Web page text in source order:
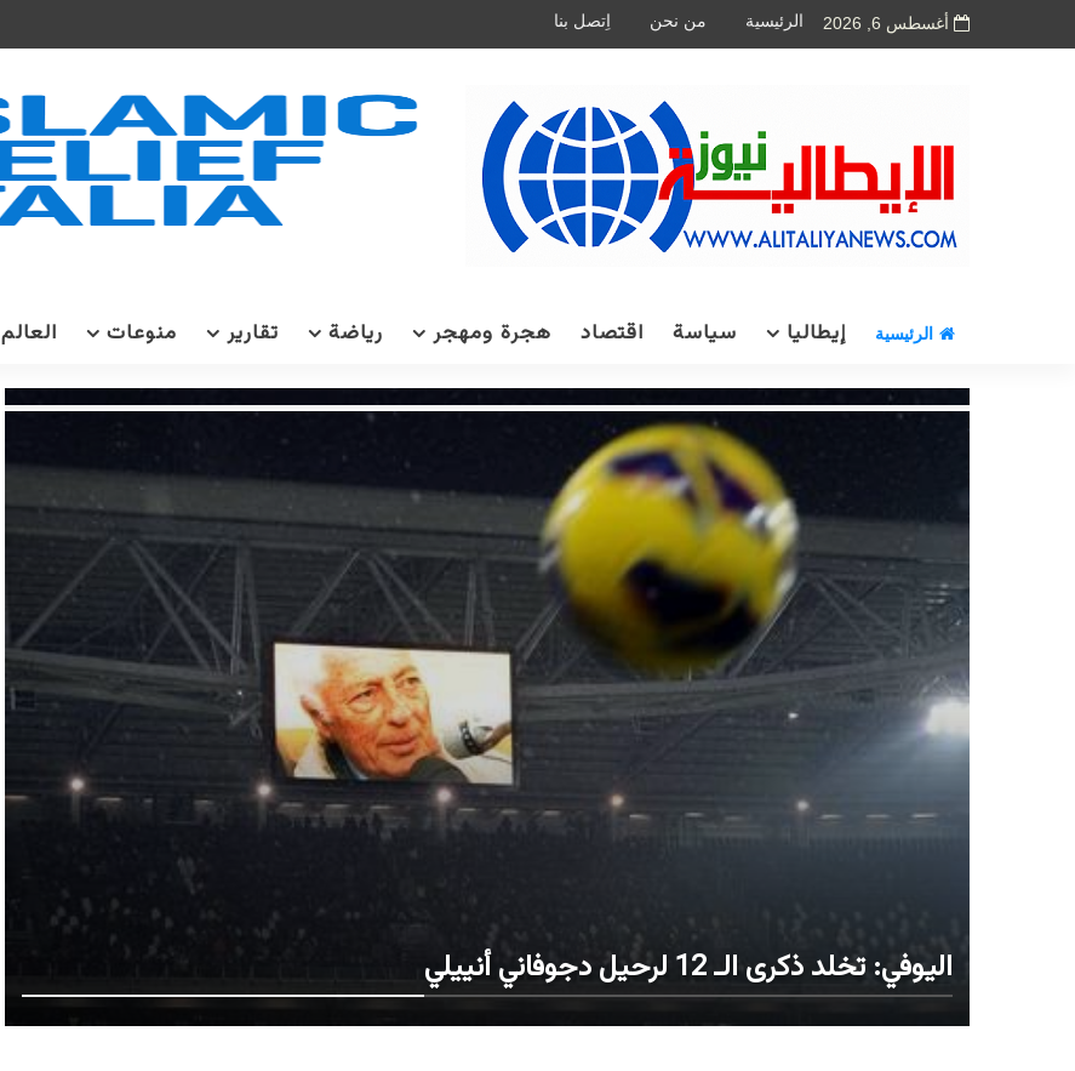
أغسطس 6, 2026 الرئيسية من نحن اِتصل بنا
الرئيسية إيطاليا سياسة اقتصاد هجرة ومهجر رياضة تقارير منوعات العالم
اليوفي: تخلد ذكرى الـ 12 لرحيل دجوفاني أنييلي